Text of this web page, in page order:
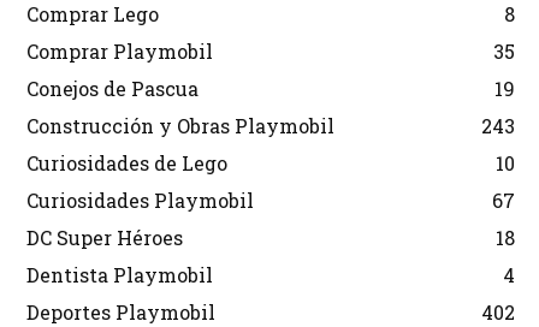
Comprar Lego
8
Comprar Playmobil
35
Conejos de Pascua
19
Construcción y Obras Playmobil
243
Curiosidades de Lego
10
Curiosidades Playmobil
67
DC Super Héroes
18
Dentista Playmobil
4
Deportes Playmobil
402